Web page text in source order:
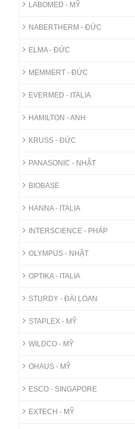
LABOMED - MỸ
NABERTHERM - ĐỨC
ELMA - ĐỨC
MEMMERT - ĐỨC
EVERMED - ITALIA
HAMILTON - ANH
KRUSS - ĐỨC
PANASONIC - NHẬT
BIOBASE
HANNA - ITALIA
INTERSCIENCE - PHÁP
OLYMPUS - NHẬT
OPTIKA - ITALIA
STURDY - ĐÀI LOAN
STAPLEX - MỸ
WILDCO - MỸ
OHAUS - MỸ
ESCO - SINGAPORE
EXTECH - MỸ